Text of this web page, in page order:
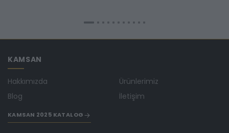
KAMSAN
Hakkımızda Ürünlerimiz
Blog İletişim
KAMSAN 2025 KATALOG